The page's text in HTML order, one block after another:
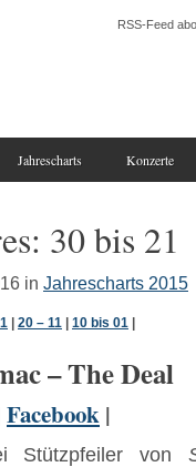
RSS-Feed
Jahrescharts Konzerte
30 bis 21
in Jahrescharts 2015
20 – 11 10 bis 01
– The Deal
Facebook |
Stützpfeiler von